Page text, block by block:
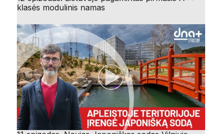
klasės modulinis namas